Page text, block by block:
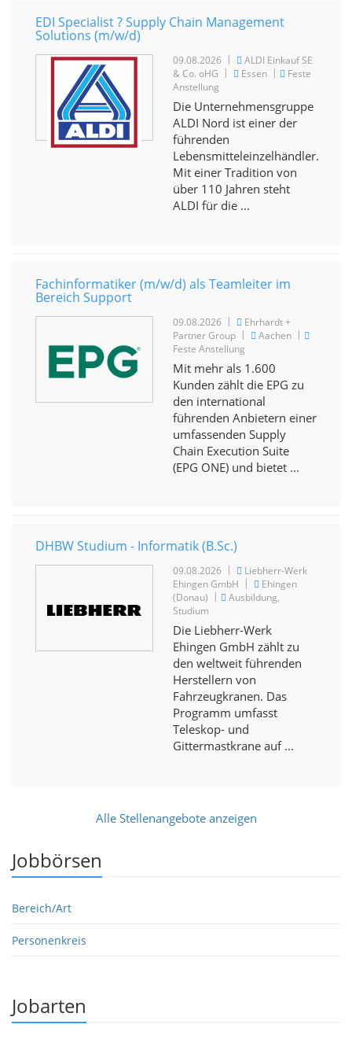
EDI Specialist ? Supply Chain Management
Solutions (m/w/d)
09.08.2026 |
ALDI Einkauf SE
& Co. oHG | Essen |
Feste
Anstellung
Die Unternehmensgruppe
ALDI Nord ist einer der
führenden
Lebensmitteleinzelhändler.
Mit einer Tradition von
über 110 Jahren steht
ALDI für die ...
Fachinformatiker (m/w/d) als Teamleiter im
Bereich Support
09.08.2026 |
Ehrhardt +
Partner Group | Aachen |
Feste Anstellung
Mit mehr als 1.600
Kunden zählt die EPG zu
den international
führenden Anbietern einer
umfassenden Supply
Chain Execution Suite
(EPG ONE) und bietet ...
DHBW Studium - Informatik (B.Sc.)
09.08.2026 |
Liebherr-Werk
Ehingen GmbH |
Ehingen
(Donau) |
Ausbildung,
Studium
Die Liebherr-Werk
Ehingen GmbH zählt zu
den weltweit führenden
Herstellern von
Fahrzeugkranen. Das
Programm umfasst
Teleskop- und
Gittermastkrane auf ...
Alle Stellenangebote anzeigen
Jobbörsen
Bereich/Art
Personenkreis
Jobarten